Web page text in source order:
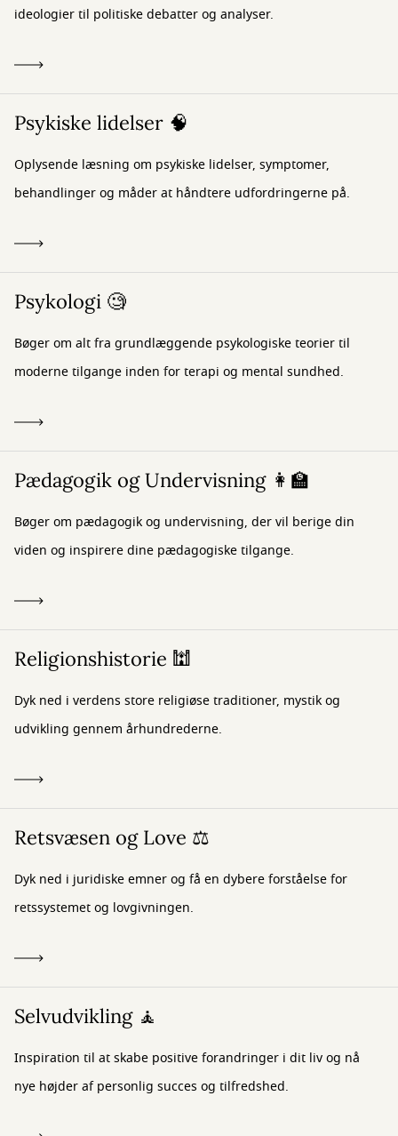
ideologier til politiske debatter og analyser.
Psykiske lidelser 🧠
Oplysende læsning om psykiske lidelser, symptomer,
behandlinger og måder at håndtere udfordringerne på.
Psykologi 🧐
Bøger om alt fra grundlæggende psykologiske teorier til
moderne tilgange inden for terapi og mental sundhed.
Pædagogik og Undervisning 👩‍🏫
Bøger om pædagogik og undervisning, der vil berige din
viden og inspirere dine pædagogiske tilgange.
Religionshistorie 🕍
Dyk ned i verdens store religiøse traditioner, mystik og
udvikling gennem århundrederne.
Retsvæsen og Love ⚖️
Dyk ned i juridiske emner og få en dybere forståelse for
retssystemet og lovgivningen.
Selvudvikling 🧘
Inspiration til at skabe positive forandringer i dit liv og nå
nye højder af personlig succes og tilfredshed.